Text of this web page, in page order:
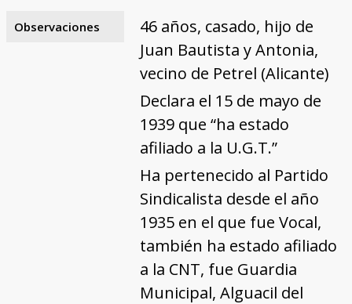
Observaciones
46 años, casado, hijo de
Juan Bautista y Antonia,
vecino de Petrel (Alicante)
Declara el 15 de mayo de
1939 que “ha estado
afiliado a la U.G.T.”
Ha pertenecido al Partido
Sindicalista desde el año
1935 en el que fue Vocal,
también ha estado afiliado
a la CNT, fue Guardia
Municipal, Alguacil del